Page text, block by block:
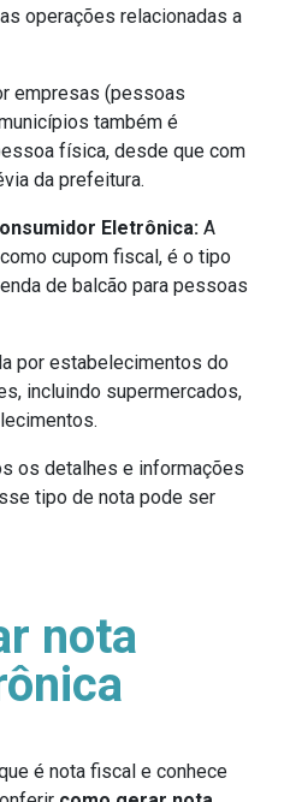
operações relacionadas a
empresas (pessoas
também é
física, desde que com
da prefeitura.
Eletrônica: A
cupom fiscal, é o tipo
de balcão para pessoas
por estabelecimentos do
incluindo supermercados,
os detalhes e informações
tipo de nota pode ser
nota
é nota fiscal e conhece